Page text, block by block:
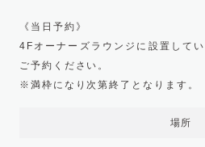
《当日予約》
4Fオーナーズラウンジに設置して
ご予約ください。
※満枠になり次第終了となります。
場所